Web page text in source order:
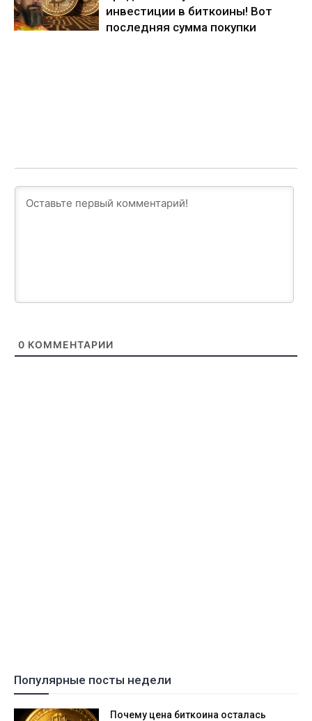
инвестиции в биткоины! Вот
последняя сумма покупки
0 КОММЕНТАРИИ
Популярные посты недели
Почему цена биткоина осталась